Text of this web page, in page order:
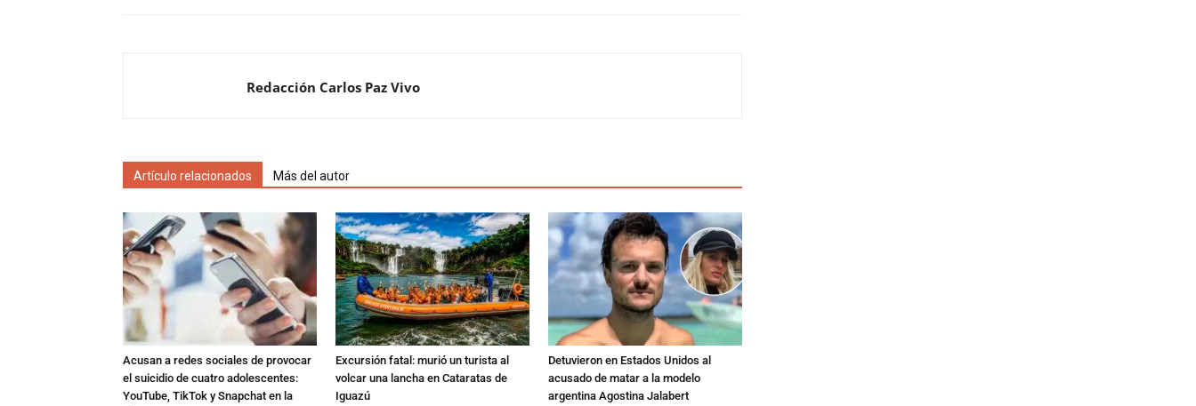
Redacción Carlos Paz Vivo
Artículo relacionados Más del autor
Acusan a redes sociales de provocar
el suicidio de cuatro adolescentes:
YouTube, TikTok y Snapchat en la
Excursión fatal: murió un turista al
volcar una lancha en Cataratas de
Iguazú
Detuvieron en Estados Unidos al
acusado de matar a la modelo
argentina Agostina Jalabert